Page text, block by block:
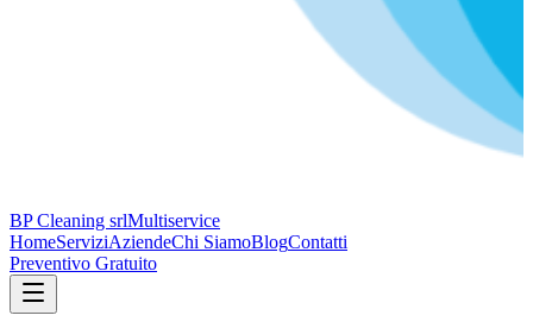
BP Cleaning srlMultiservice
HomeServiziAziendeChi SiamoBlogContatti
Preventivo Gratuito